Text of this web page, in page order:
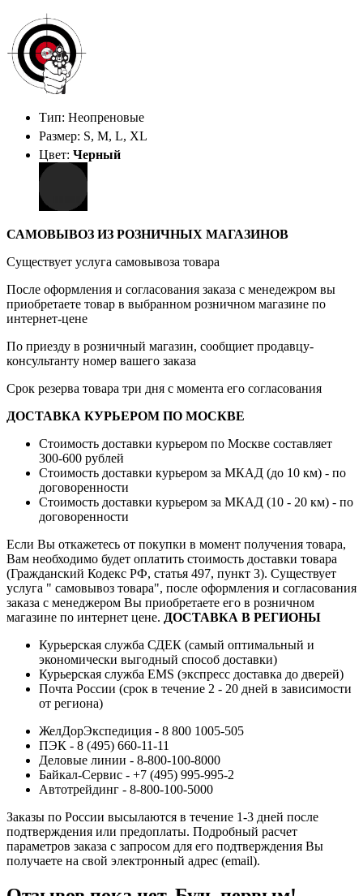
Тип: Неопреновые
Размер: S, M, L, XL
Цвет: Черный
САМОВЫВОЗ ИЗ РОЗНИЧНЫХ МАГАЗИНОВ
Существует услуга самовывоза товара
После оформления и согласования заказа с менедежром вы
приобретаете товар в выбранном розничном магазине по
интернет-цене
По приезду в розничный магазин, сообщиет продавцу-
консультанту номер вашего заказа
Срок резерва товара три дня с момента его согласования
ДОСТАВКА КУРЬЕРОМ ПО МОСКВЕ
Стоимость доставки курьером по Москве составляет
300-600 рублей
Стоимость доставки курьером за МКАД (до 10 км) - по
договоренности
Стоимость доставки курьером за МКАД (10 - 20 км) - по
договоренности
Если Вы откажетесь от покупки в момент получения товара,
Вам необходимо будет оплатить стоимость доставки товара
(Гражданский Кодекс РФ, статья 497, пункт 3). Существует
услуга " самовывоз товара", после оформления и согласования
заказа с менеджером Вы приобретаете его в розничном
магазине по интернет цене. ДОСТАВКА В РЕГИОНЫ
Курьерская служба СДЕК (самый оптимальный и
экономически выгодный способ доставки)
Курьерская служба EMS (экспресс доставка до дверей)
Почта России (срок в течение 2 - 20 дней в зависимости
от региона)
ЖелДорЭкспедиция - 8 800 1005-505
ПЭК - 8 (495) 660-11-11
Деловые линии - 8-800-100-8000
Байкал-Сервис - +7 (495) 995-995-2
Автотрейдинг - 8-800-100-5000
Заказы по России высылаются в течение 1-3 дней после
подтверждения или предоплаты. Подробный расчет
параметров заказа с запросом для его подтверждения Вы
получаете на свой электронный адрес (email).